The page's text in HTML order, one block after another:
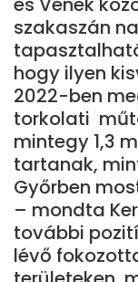
szakaszán
hogy ilyen
2022-ben
torkolati
mintegy 1,3
tartanak,
Győrben
– mondta
további
lévő